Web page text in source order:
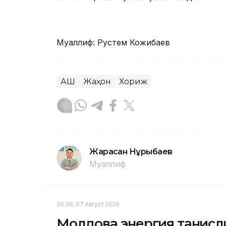
Муаллиф: Рустем Кожибаев
АҚШ Жаҳон Хориж
Жарасқан Нұрыбаев
Муаллиф
20:36, 07 Август 2026